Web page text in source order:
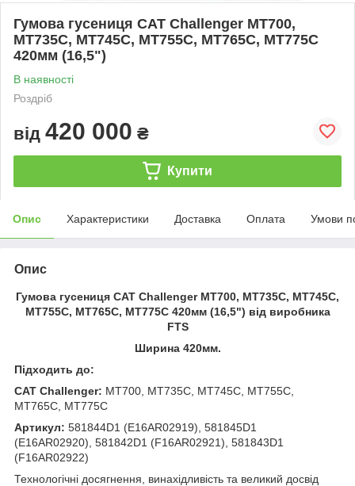
Гумова гусениця CAT Challenger MT700,
MT735C, MT745C, MT755C, MT765C, MT775C
420мм (16,5")
В наявності
Роздріб
від 420 000 ₴
Купити
Опис Характеристики Доставка Оплата Умови
Опис
Гумова гусениця CAT Challenger MT700, MT735C, MT745C,
MT755C, MT765C, MT775C 420мм (16,5") від виробника
FTS
Ширина 420мм.
Підходить до:
CAT Challenger: MT700, MT735C, MT745C, MT755C,
MT765C, MT775C
Артикул: 581844D1 (E16AR02919), 581845D1
(E16AR02920), 581842D1 (F16AR02921), 581843D1
(F16AR02922)
Технологічні досягнення, винахідливість та великий досвід